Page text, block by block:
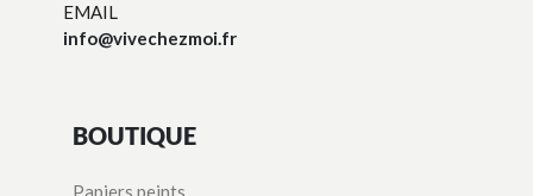
EMAIL
info@vivechezmoi.fr
BOUTIQUE